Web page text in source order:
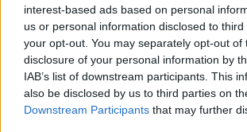
interest-based ads based on personal
us or personal information disclosed to
your opt-out. You may separately opt-out of
disclosure of your personal information by
IAB’s list of downstream participants. This
also be disclosed by us to third parties on
Downstream Participants that may further
λειτουργίας.
Κλείνοντας την ομιλία του, ο Song
επίσης τα εγκαίνια της αίθουσας
όπου η Huawei θα συναντηθεί με
τηλεπικοινωνιακούς παρόχους για